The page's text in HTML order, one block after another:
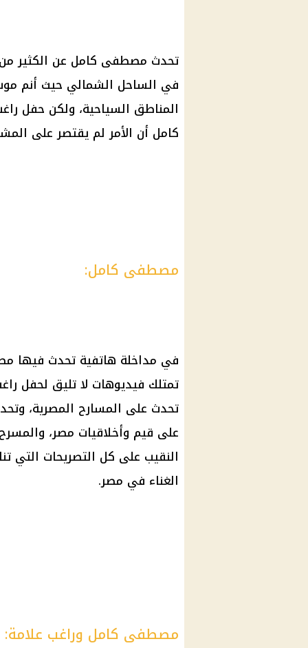
تحدث مصطفى كامل عن الكثير من
في الساحل الشمالي حيث أنم
المناطق السياحية، ولكن حفل
كامل أن الأمر لم يقتصر على
مصطفى كامل:
في مداخلة هاتفية تحدث فيها
تمتلك فيديوهات لا تليق لحفل
تحدث على المسارح المصرية،
على قيم وأخلاقيات مصر،
النقيب على كل التصريحات التي
الغناء في مصر.
مصطفى كامل وراغب علامة: